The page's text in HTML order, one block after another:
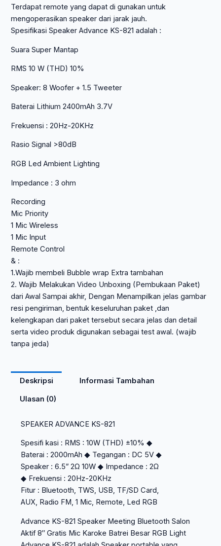
Terdapat remote yang dapat di gunakan untuk
mengoperasikan speaker dari jarak jauh.
Spesifikasi Speaker Advance KS-821 adalah :
Suara Super Mantap
RMS 10 W (THD) 10%
Speaker: 8 Woofer + 1.5 Tweeter
Baterai Lithium 2400mAh 3.7V
Frekuensi : 20Hz-20KHz
Rasio Signal >80dB
RGB Led Ambient Lighting
Impedance : 3 ohm
Recording
Mic Priority
1 Mic Wireless
1 Mic Input
Remote Control
& :
1.Wajib membeli Bubble wrap Extra tambahan
2. Wajib Melakukan Video Unboxing (Pembukaan Paket)
dari Awal Sampai akhir, Dengan Menampilkan jelas gambar
resi pengiriman, bentuk keseluruhan paket ,dan
kelengkapan dari paket tersebut secara jelas dan detail
serta video produk digunakan sebagai test awal. (wajib
tanpa jeda)
Deskripsi Informasi Tambahan
Ulasan (0)
SPEAKER ADVANCE KS-821
Spesifi kasi : RMS : 10W (THD) ±10% ◆
Baterai : 2000mAh ◆ Tegangan : DC 5V ◆
Speaker : 6.5” 2Ω 10W ◆ Impedance : 2Ω
◆ Frekuensi : 20Hz-20KHz
Fitur : Bluetooth, TWS, USB, TF/SD Card,
AUX, Radio FM, 1 Mic, Remote, Led RGB
Advance KS-821 Speaker Meeting Bluetooth Salon
Aktif 8″ Gratis Mic Karoke Batrei Besar RGB Light